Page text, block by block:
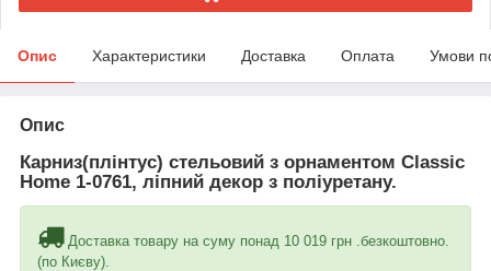
Опис Характеристики Доставка Оплата Умови
Опис
Карниз(плінтус) стельовий з орнаментом Classic
Home 1-0761, ліпний декор з поліуретану.
Доставка товару на суму понад 10 019 грн .безкоштовно.
(по Києву).